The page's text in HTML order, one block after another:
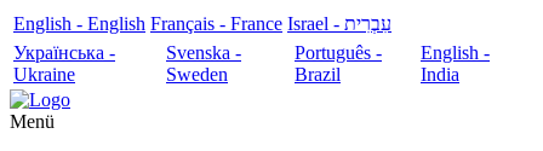
English - English Français - France
עִבְרִית - Israel
Українська -
Ukraine
Svenska -
Sweden
Português -
Brazil
English -
India
Menü